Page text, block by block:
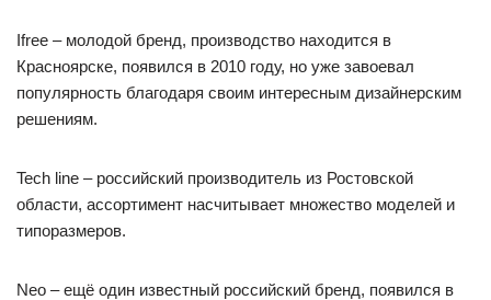
Ifree – молодой бренд, производство находится в
Красноярске, появился в 2010 году, но уже завоевал
популярность благодаря своим интересным дизайнерским
решениям.
Tech line – российский производитель из Ростовской
области, ассортимент насчитывает множество моделей и
типоразмеров.
Neo – ещё один известный российский бренд, появился в